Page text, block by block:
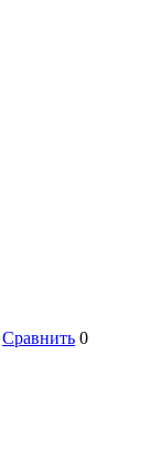
Сравнить 0